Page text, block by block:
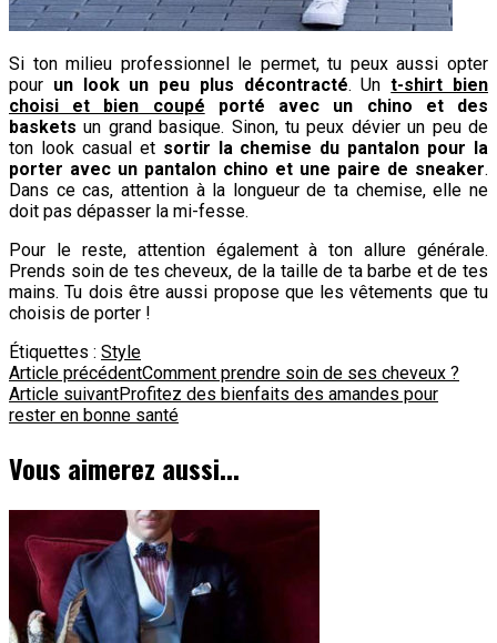
Si ton milieu professionnel le permet, tu peux aussi opter
pour un look un peu plus décontracté. Unt-shirt bien
choisi et bien coupé porté avec un chino et des
baskets un grand basique. Sinon, tu peux dévier un peu de
ton look casual et sortir la chemise du pantalon pour la
porter avec un pantalon chino et une paire de sneaker.
Dans ce cas, attention à la longueur de ta chemise, elle ne
doit pas dépasser la mi-fesse.
Pour le reste, attention également à ton allure générale.
Prends soin de tes cheveux, de la taille de ta barbe et de tes
mains. Tu dois être aussi propose que les vêtements que tu
choisis de porter !
Étiquettes : Style
Navigation
d'article
Article précédentComment prendre soin de ses cheveux ?
Article suivantProfitez des bienfaits des amandes pour
rester en bonne santé
Vous aimerez aussi...